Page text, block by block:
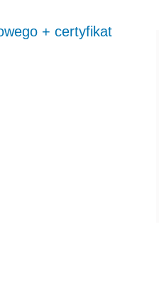
+ certyfikat